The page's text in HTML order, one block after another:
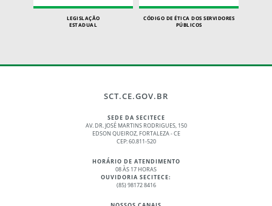
LEGISLAÇÃO
ESTADUAL
CÓDIGO DE ÉTICA DOS SERVIDORES
PÚBLICOS
SCT.CE.GOV.BR
SEDE DA SECITECE
AV. DR. JOSÉ MARTINS RODRIGUES, 150
EDSON QUEIROZ, FORTALEZA - CE
CEP: 60.811-520
HORÁRIO DE ATENDIMENTO
08 ÀS 17 HORAS
OUVIDORIA SECITECE:
(85) 98172 8416